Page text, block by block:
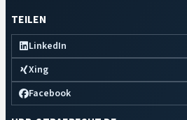
TEILEN
LinkedIn
Xing
Facebook